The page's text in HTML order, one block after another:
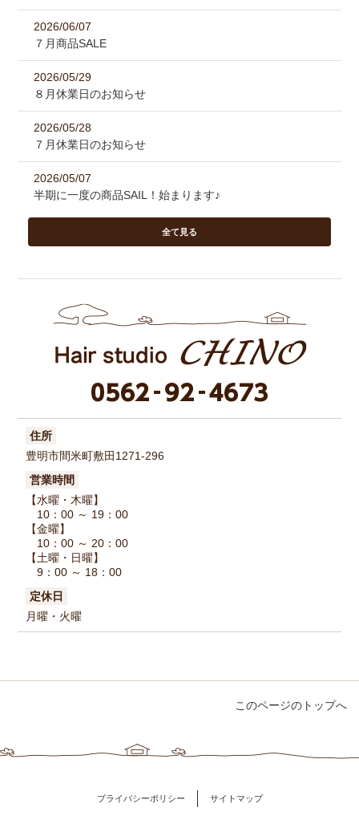
2026/06/07
７月商品SALE
2026/05/29
８月休業日のお知らせ
2026/05/28
７月休業日のお知らせ
2026/05/07
半期に一度の商品SAIL！始まります♪
全て見る
住所
豊明市間米町敷田1271-296
営業時間
【水曜・木曜】
10：00 ～ 19：00
【金曜】
10：00 ～ 20：00
【土曜・日曜】
9：00 ～ 18：00
定休日
月曜・火曜
このページのトップへ
プライバシーポリシー サイトマップ